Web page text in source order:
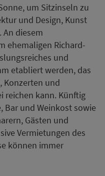
um Sitzinseln zu
und Design, Kunst
An diesem
ehemaligen Richard-
und
etabliert werden, das
Konzerten und
reichen kann. Künftig
und Weinkost sowie
Gästen und
Vermietungen des
können immer